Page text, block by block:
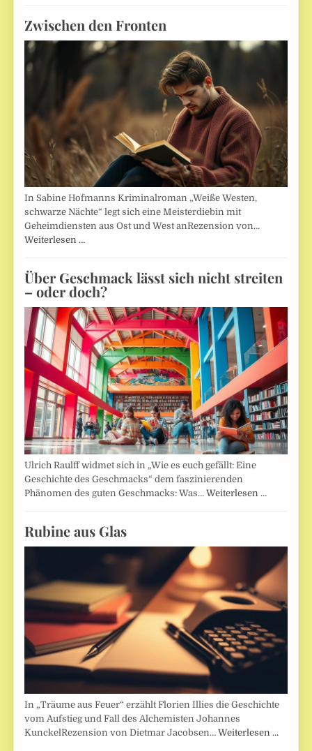
Zwischen den Fronten
In Sabine Hofmanns Kriminalroman „Weiße Westen,
schwarze Nächte“ legt sich eine Meisterdiebin mit
Geheimdiensten aus Ost und West anRezension von…
Weiterlesen …
Über Geschmack lässt sich nicht streiten
– oder doch?
Ulrich Raulff widmet sich in „Wie es euch gefällt: Eine
Geschichte des Geschmacks“ dem faszinierenden
Phänomen des guten Geschmacks: Was…Weiterlesen …
Rubine aus Glas
In „Träume aus Feuer“ erzählt Florien Illies die Geschichte
vom Aufstieg und Fall des Alchemisten Johannes
KunckelRezension von Dietmar Jacobsen…Weiterlesen …